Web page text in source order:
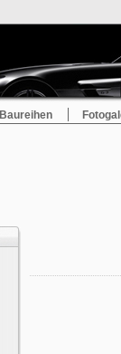
Baureihen